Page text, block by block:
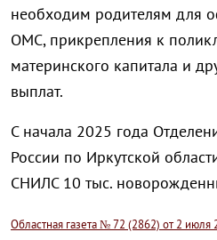
необходим родителям для
ОМС, прикрепления к
материнского капитала и
выплат.
С начала 2025 года
России по Иркутской
СНИЛС 10 тыс.
Областная газета № 72 (2862) от 2 июля